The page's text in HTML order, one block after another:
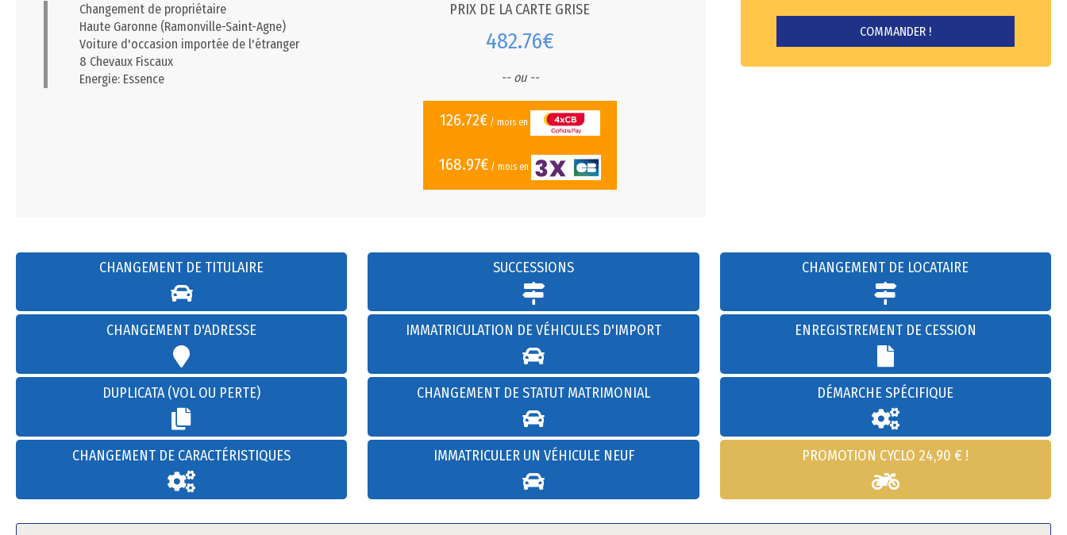
Changement de propriétaire
Haute Garonne (Ramonville-Saint-Agne)
Voiture d'occasion importée de l'étranger
8 Chevaux Fiscaux
Energie: Essence
PRIX DE LA CARTE GRISE
482.76€
-- ou --
126.72€/ mois en
168.97€/ mois en
CHANGEMENT DE TITULAIRE
CHANGEMENT D'ADRESSE
DUPLICATA (VOL OU PERTE)
CHANGEMENT DE CARACTÉRISTIQUES
SUCCESSIONS
IMMATRICULATION DE VÉHICULES D'IMPORT
CHANGEMENT DE STATUT MATRIMONIAL
IMMATRICULER UN VÉHICULE NEUF
CHANGEMENT DE LOCATAIRE
ENREGISTREMENT DE CESSION
DÉMARCHE SPÉCIFIQUE
PROMOTION CYCLO 24,90 € !